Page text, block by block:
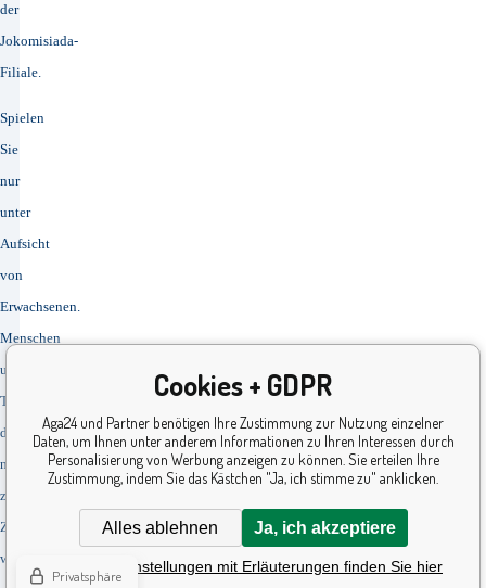
der
Jokomisiada-
Filiale.
Spielen
Sie
nur
unter
Aufsicht
von
Erwachsenen.
Menschen
und
Tiere
dürfen
nicht
zur
Zielscheibe
werden.
Cookies + GDPR
Aga24 und Partner benötigen Ihre Zustimmung zur Nutzung einzelner
Daten, um Ihnen unter anderem Informationen zu Ihren Interessen durch
Personalisierung von Werbung anzeigen zu können. Sie erteilen Ihre
Zustimmung, indem Sie das Kästchen "Ja, ich stimme zu" anklicken.
Alles ablehnen Ja, ich akzeptiere
Detaillierte Einstellungen mit Erläuterungen finden Sie hier
Privatsphäre